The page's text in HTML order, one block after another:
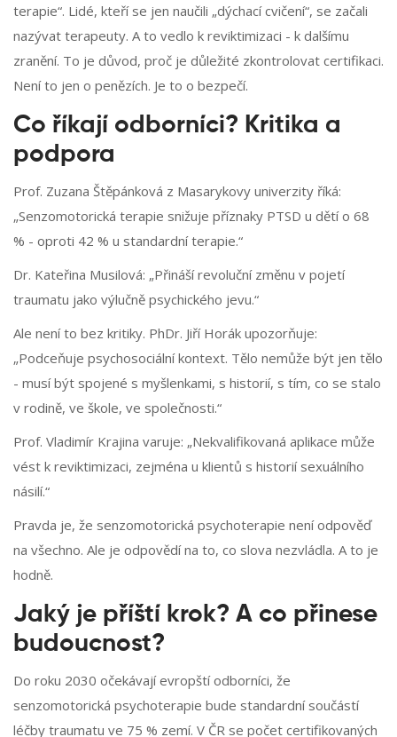
terapie“. Lidé, kteří se jen naučili „dýchací cvičení“, se začali
nazývat terapeuty. A to vedlo k reviktimizaci - k dalšímu
zranění. To je důvod, proč je důležité zkontrolovat certifikaci.
Není to jen o penězích. Je to o bezpečí.
Co říkají odborníci? Kritika a
podpora
Prof. Zuzana Štěpánková z Masarykovy univerzity říká:
„Senzomotorická terapie snižuje příznaky PTSD u dětí o 68
% - oproti 42 % u standardní terapie.“
Dr. Kateřina Musilová: „Přináší revoluční změnu v pojetí
traumatu jako výlučně psychického jevu.“
Ale není to bez kritiky. PhDr. Jiří Horák upozorňuje:
„Podceňuje psychosociální kontext. Tělo nemůže být jen tělo
- musí být spojené s myšlenkami, s historií, s tím, co se stalo
v rodině, ve škole, ve společnosti.“
Prof. Vladimír Krajina varuje: „Nekvalifikovaná aplikace může
vést k reviktimizaci, zejména u klientů s historií sexuálního
násilí.“
Pravda je, že senzomotorická psychoterapie není odpověď
na všechno. Ale je odpovědí na to, co slova nezvládla. A to je
hodně.
Jaký je příští krok? A co přinese
budoucnost?
Do roku 2030 očekávají evropští odborníci, že
senzomotorická psychoterapie bude standardní součástí
léčby traumatu ve 75 % zemí. V ČR se počet certifikovaných